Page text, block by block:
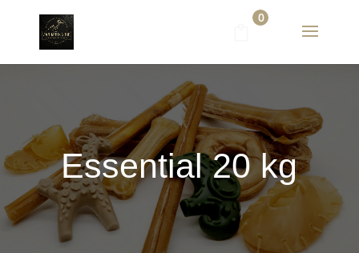
0
Essential 20 kg